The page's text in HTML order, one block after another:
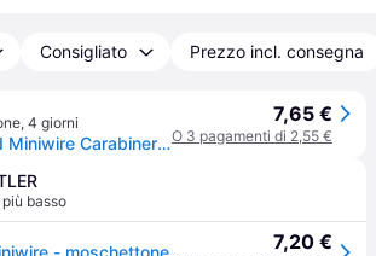
Consigliato Prezzo incl. consegna
, 4 giorni
Black Diamond Miniwire Carabiner Moschettoni a leva verde - Verde
7,65 €
O 3 pagamenti di 2,55 €
basso
- moschettone 7,20 €